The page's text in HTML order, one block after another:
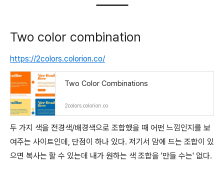
Two color combination
https://2colors.colorion.co/
Two Color Combinations
2colors.colorion.co
두 가지 색을 전경색/배경색으로 조합했을 때 어떤 느낌인지를 보
여주는 사이트인데, 단점이 하나 있다. 저기서 맘에 드는 조합이 있
으면 복사는 할 수 있는데 내가 원하는 색 조합을 '만들 수는' 없다.